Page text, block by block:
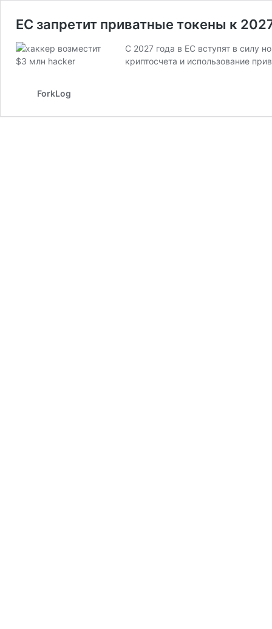
ЕС запретит приватные токены к
С 2027 года в ЕС вступят в силу
криптосчета и использование
ForkLog